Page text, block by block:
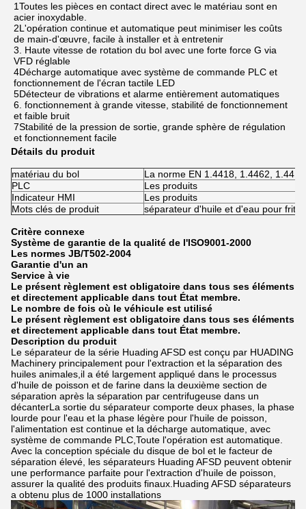
1Toutes les pièces en contact direct avec le matériau sont en
acier inoxydable.
2L'opération continue et automatique peut minimiser les coûts
de main-d'œuvre, facile à installer et à entretenir
3. Haute vitesse de rotation du bol avec une forte force G via
VFD réglable
4Décharge automatique avec système de commande PLC et
fonctionnement de l'écran tactile LED
5Détecteur de vibrations et alarme entièrement automatiques
6. fonctionnement à grande vitesse, stabilité de fonctionnement
et faible bruit
7Stabilité de la pression de sortie, grande sphère de régulation
et fonctionnement facile
Détails du produit
matériau du bol
La norme EN 1.4418, 1.4462, 1.4410
PLC
Les produits
Indicateur HMI
Les produits
Mots clés de produit
séparateur d'huile et d'eau pour
Critère connexe
Système de garantie de la qualité de l'ISO9001-2000
Les normes JB/T502-2004
Garantie d'un an
Service à vie
Le présent règlement est obligatoire dans tous ses éléments
et directement applicable dans tout État membre.
Le nombre de fois où le véhicule est utilisé
Le présent règlement est obligatoire dans tous ses éléments
et directement applicable dans tout État membre.
Description du produit
Le séparateur de la série Huading AFSD est conçu par HUADING
Machinery principalement pour l'extraction et la séparation des
huiles animales,il a été largement appliqué dans le processus
d'huile de poisson et de farine dans la deuxième section de
séparation après la séparation par centrifugeuse dans un
décanterLa sortie du séparateur comporte deux phases, la phase
lourde pour l'eau et la phase légère pour l'huile de poisson,
l'alimentation est continue et la décharge automatique, avec
système de commande PLC,Toute l'opération est automatique.
Avec la conception spéciale du disque de bol et le facteur de
séparation élevé, les séparateurs Huading AFSD peuvent obtenir
une performance parfaite pour l'extraction d'huile de poisson,
assurer la qualité des produits finaux.Huading AFSD séparateurs
a obtenu plus de 1000 installations